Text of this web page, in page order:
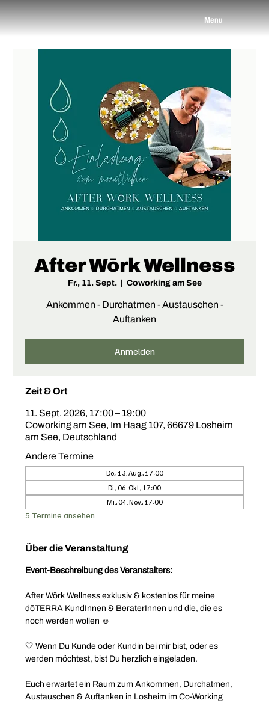
Menu
After Wōrk Wellness
Fr., 11. Sept.
  |
Coworking am See
Ankommen - Durchatmen - Austauschen -
Auftanken
Anmelden
Zeit & Ort
11. Sept. 2026, 17:00 – 19:00
Coworking am See, Im Haag 107, 66679 Losheim
am See, Deutschland
Andere Termine
Do., 13. Aug., 17:00
Di., 06. Okt., 17:00
Mi., 04. Nov., 17:00
5 Termine ansehen
Über die Veranstaltung
Event-Beschreibung des Veranstalters:
After Wōrk Wellness exklusiv & kostenlos für meine
dōTERRA KundInnen & BeraterInnen und die, die es
noch werden wollen ☺️
🤍 Wenn Du Kunde oder Kundin bei mir bist, oder es
werden möchtest, bist Du herzlich eingeladen.
Euch erwartet ein Raum zum Ankommen, Durchatmen,
Austauschen & Auftanken in Losheim im Co-Working